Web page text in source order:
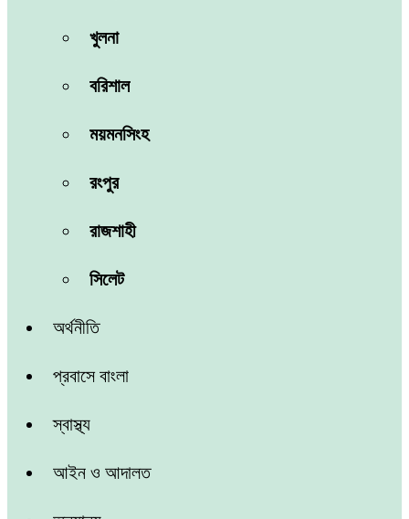
খুলনা
বরিশাল
ময়মনসিংহ
রংপুর
রাজশাহী
সিলেট
অর্থনীতি
প্রবাসে বাংলা
স্বাস্থ্য
আইন ও আদালত